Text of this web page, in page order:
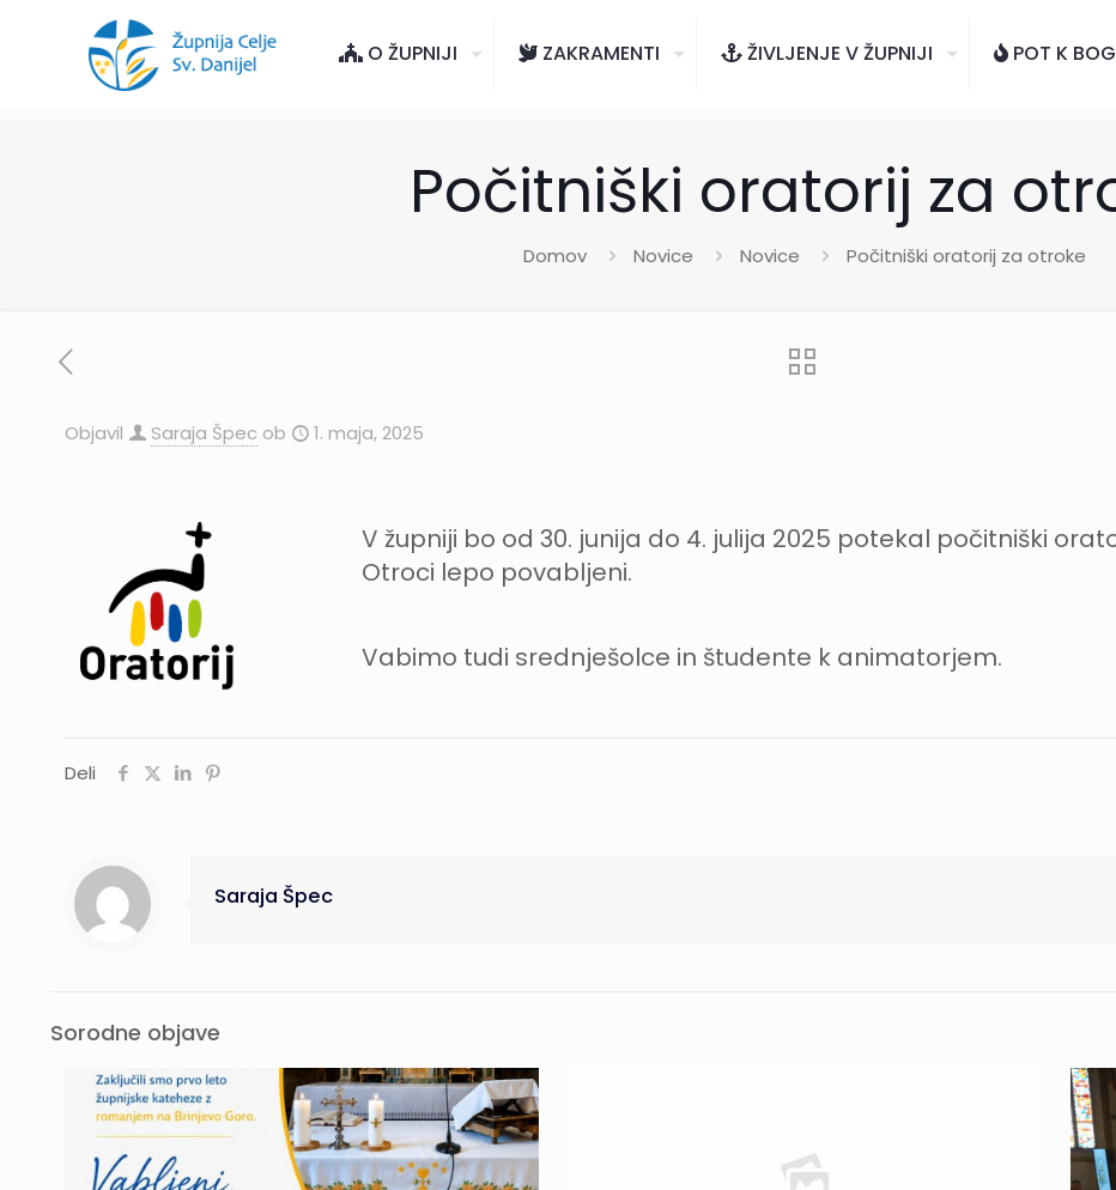
O ŽUPNIJI ZAKRAMENTI ŽIVLJENJE V ŽUPNIJI POT K
Počitniški oratorij za
Domov Novice Novice Počitniški oratorij za otroke
Objavil Saraja Špec ob 1. maja, 2025
V župniji bo od 30. junija do 4. julija 2025 potekal počitniški
Otroci lepo povabljeni.
Vabimo tudi srednješolce in študente k animatorjem.
Deli
Saraja Špec
Sorodne objave